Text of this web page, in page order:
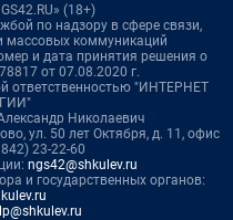
(18+)
по надзору в сфере связи,
массовых коммуникаций
и дата принятия решения о
от 07.08.2020 г.
ответственностью "ИНТЕРНЕТ
Николаевич
ул. 50 лет Октября, д. 11, офис
23-22-60
ngs42@shkulev.ru
и государственных органов: